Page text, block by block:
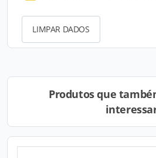
LIMPAR DADOS
Produtos que